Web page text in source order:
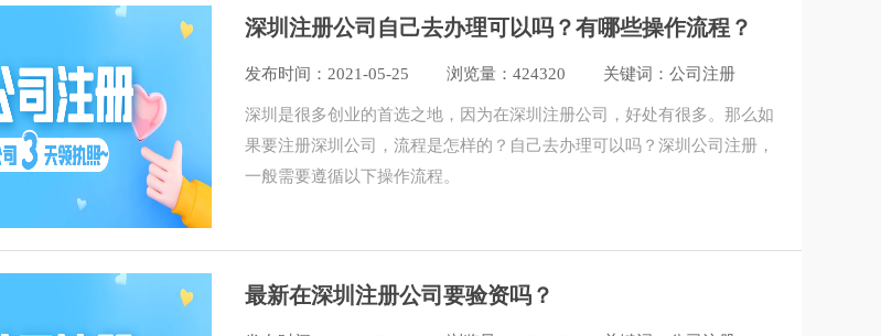
深圳注册公司自己去办理可以吗？有哪些操作流程？
发布时间：2021-05-25 浏览量：424320 关键词：公司注册
深圳是很多创业的首选之地，因为在深圳注册公司​，好处有很多。那么如
果要注册深圳公司，流程是怎样的？自己去办理可以吗？深圳公司注册，
一般需要遵循以下操作流程。
最新在深圳注册公司要验资吗？